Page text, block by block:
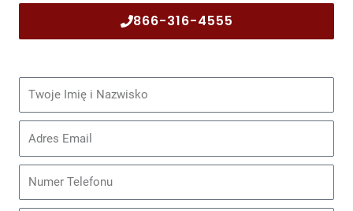
866-316-4555
nazwisko